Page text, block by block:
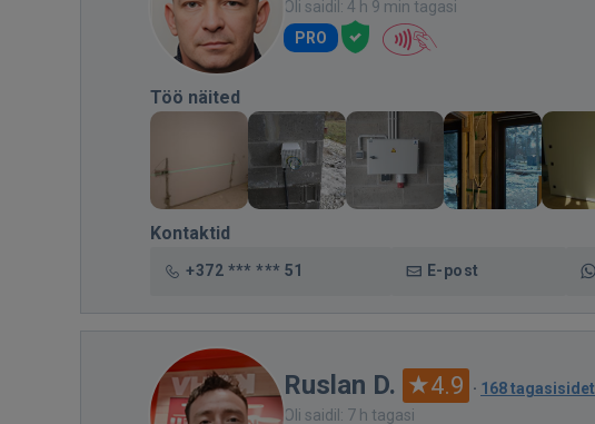
Oli saidil: 4 h 9 min tagasi
PRO
Töö näited
Kontaktid
+372 *** *** 51 E-post
Ruslan D. 4.9 · 168 tagasisidet
Oli saidil: 7 h tagasi